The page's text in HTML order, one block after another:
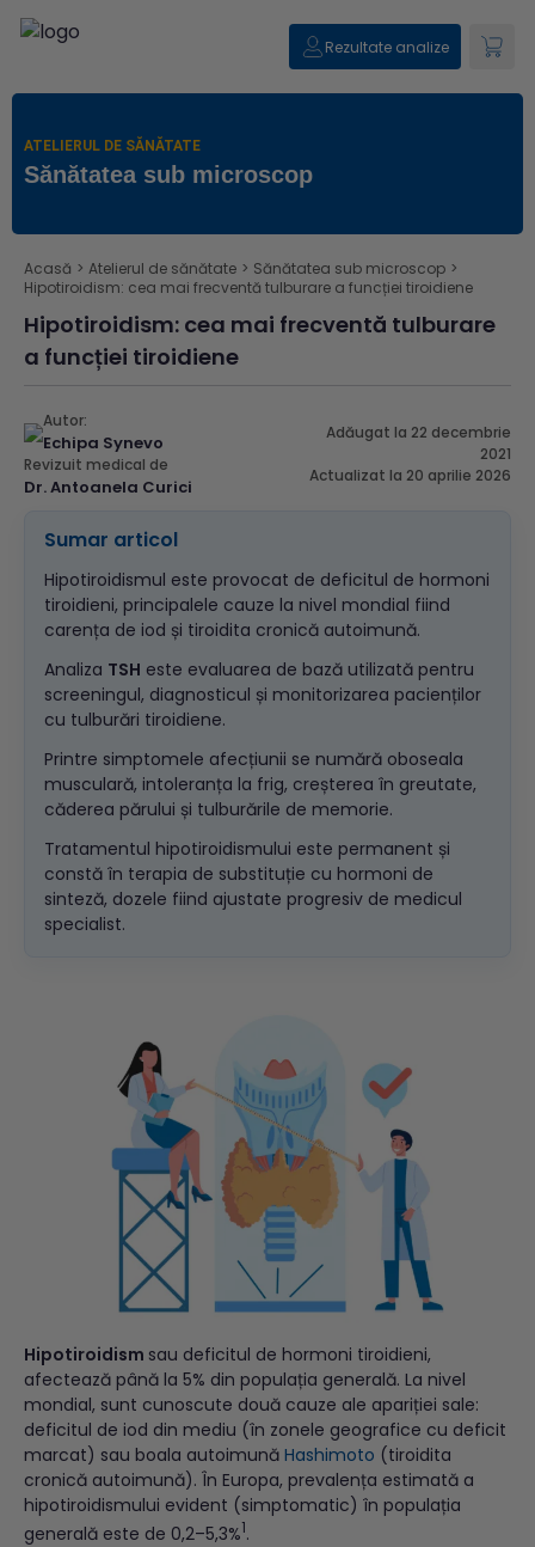
Rezultate analize
ATELIERUL DE SĂNĂTATE
Sănătatea sub microscop
Acasă > Atelierul de sănătate > Sănătatea sub microscop >
Hipotiroidism: cea mai frecventă tulburare a funcției tiroidiene
Hipotiroidism: cea mai frecventă tulburare
a funcției tiroidiene
Autor:
Echipa Synevo
Revizuit medical de
Dr. Antoanela Curici
Adăugat la 22 decembrie
2021
Actualizat la 20 aprilie 2026
Sumar articol
Hipotiroidismul este provocat de deficitul de hormoni
tiroidieni, principalele cauze la nivel mondial fiind
carența de iod și tiroidita cronică autoimună.
Analiza TSH este evaluarea de bază utilizată pentru
screeningul, diagnosticul și monitorizarea pacienților
cu tulburări tiroidiene.
Printre simptomele afecțiunii se numără oboseala
musculară, intoleranța la frig, creșterea în greutate,
căderea părului și tulburările de memorie.
Tratamentul hipotiroidismului este permanent și
constă în terapia de substituție cu hormoni de
sinteză, dozele fiind ajustate progresiv de medicul
specialist.
Hipotiroidism sau deficitul de hormoni tiroidieni,
afectează până la 5% din populația generală. La nivel
mondial, sunt cunoscute două cauze ale apariției sale:
deficitul de iod din mediu (în zonele geografice cu deficit
marcat) sau boala autoimună Hashimoto (tiroidita
cronică autoimună). În Europa, prevalența estimată a
hipotiroidismului evident (simptomatic) în populația
generală este de 0,2–5,3%1.